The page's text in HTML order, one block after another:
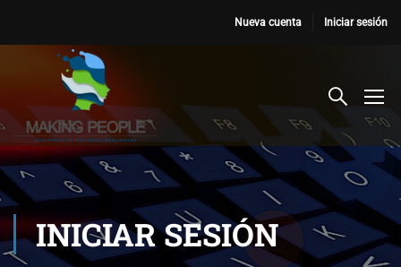
Nueva cuenta Iniciar sesión
INICIAR SESIÓN